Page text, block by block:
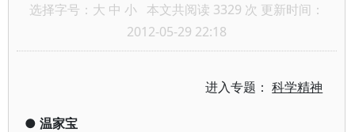
选择字号： 大 中 小 本文共阅读 3329 次 更新时间：
2012-05-29 22:18
进入专题：科学精神
● 温家宝